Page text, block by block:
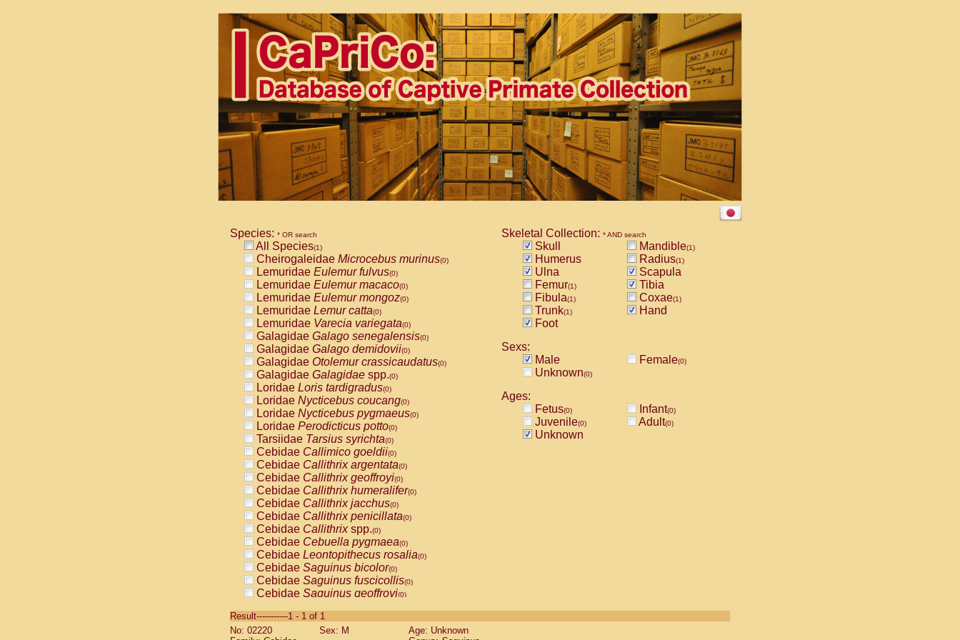
Species: * OR search
All Species(1)
Cheirogaleidae Microcebus murinus(0)
Lemuridae Eulemur fulvus(0)
Lemuridae Eulemur macaco(0)
Lemuridae Eulemur mongoz(0)
Lemuridae Lemur catta(0)
Lemuridae Varecia variegata(0)
Galagidae Galago senegalensis(0)
Galagidae Galago demidovii(0)
Galagidae Otolemur crassicaudatus(0)
Galagidae Galagidae spp.(0)
Loridae Loris tardigradus(0)
Loridae Nycticebus coucang(0)
Loridae Nycticebus pygmaeus(0)
Loridae Perodicticus potto(0)
Tarsiidae Tarsius syrichta(0)
Cebidae Callimico goeldii(0)
Cebidae Callithrix argentata(0)
Cebidae Callithrix geoffroyi(0)
Cebidae Callithrix humeralifer(0)
Cebidae Callithrix jacchus(0)
Cebidae Callithrix penicillata(0)
Cebidae Callithrixspp.(0)
Cebidae Cebuella pygmaea(0)
Cebidae Leontopithecus rosalia(0)
Cebidae Saguinus bicolor(0)
Cebidae Saguinus fuscicollis(0)
Cebidae Saguinus geoffroyi(0)
CebidaeSaguinus labiatus(0)
Cebidae Saguinus leucopus (0)
Skeletal Collection: * AND search
Skull Mandible(1)
Humerus Radius(1)
Ulna
Scapula
Femur(1)
Tibia
Fibula(1) Coxae(1)
Trunk(1)
Hand
Foot
Sexs:
Male
Female(0)
Unknown(0)
Ages:
Fetus(0) Infant(0)
Juvenile(0) Adult(0)
Unknown
Result-----------1 - 1 of 1
No: 02220
Sex: M
Age: Unknown